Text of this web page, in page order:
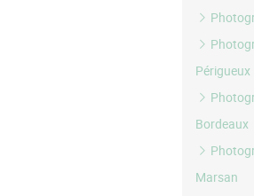
Périgueux
Bordeaux
Marsan